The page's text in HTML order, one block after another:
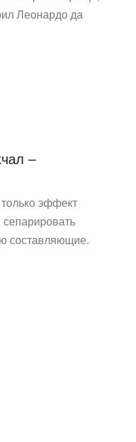
Леонардо да
–
эффект
сепарировать
составляющие.